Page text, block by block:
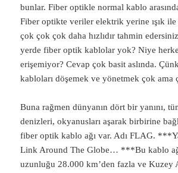
bunlar. Fiber optikle normal kablo
Fiber optikte veriler elektrik yerine ışık ile
çok çok çok daha hızlıdır tahmin
yerde fiber optik kablolar yok? Niye
erişemiyor? Cevap çok basit aslında.
kabloları döşemek ve yönetmek çok ama
Buna rağmen dünyanın dört bir yanını,
denizleri, okyanusları aşarak birbirine
fiber optik kablo ağı var. Adı FLAG.
Link Around The Globe… ***Bu kablo
uzunluğu 28.000 km’den fazla ve Kuzey